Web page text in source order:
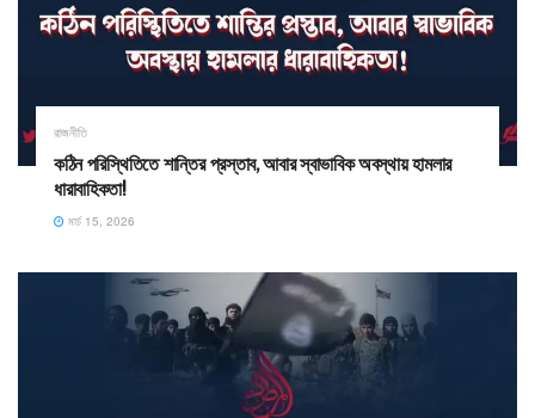
রাজনীতি
কঠিন পরিস্থিতিতে শান্তির প্রস্তাব, আবার স্বাভাবিক অবস্থায় হামলার
ধারাবাহিকতা! ​
মার্চ 15, 2026